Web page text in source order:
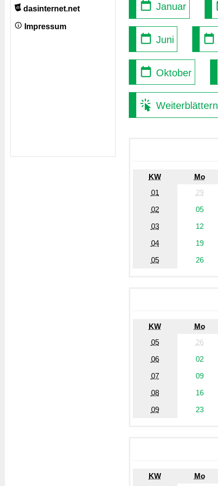
dasinternet.net
Impressum
Januar
Juni
Oktober
Weiterblättern
KW Mo
01
29
02
05
03
12
04
19
05
26
KW Mo
05
26
06
02
07
09
08
16
09
23
KW Mo